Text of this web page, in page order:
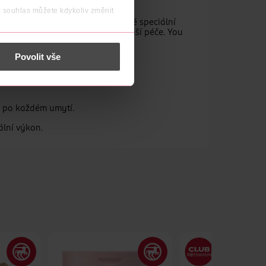
souhlas můžete kdykoliv změnit
osobní údaje.
Povolit vše
kondicionéry, masky a jiné speciální
zdravě vypadající. Intenzivnější péče. You
a zdravě vypadající vlasy.
každém umytí.
výkon.